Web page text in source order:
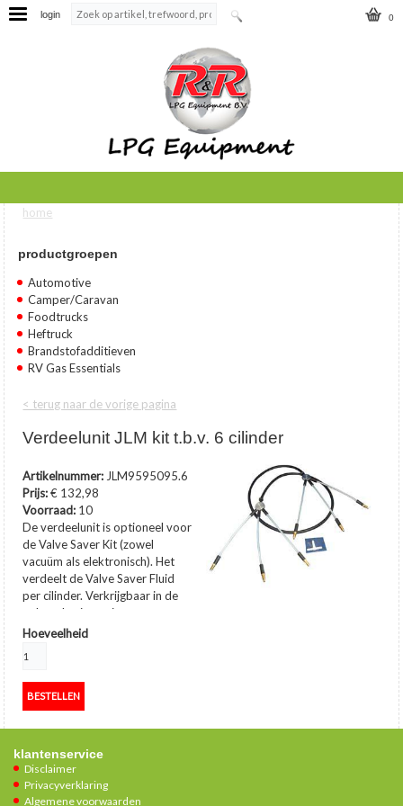
0
login
U bent hier
home
productgroepen
Automotive
Camper/Caravan
Foodtrucks
Heftruck
Brandstofadditieven
RV Gas Essentials
< terug naar de vorige pagina
Verdeelunit JLM kit t.b.v. 6 cilinder
Artikelnummer: JLM9595095.6
Prijs: € 132,98
Voorraad: 10
De verdeelunit is optioneel voor
de Valve Saver Kit (zowel
vacuüm als elektronisch). Het
verdeelt de Valve Saver Fluid
per cilinder. Verkrijgbaar in de
volgende uitvoeringen:
toon meer
Hoeveelheid
klantenservice
Disclaimer
Privacyverklaring
Algemene voorwaarden